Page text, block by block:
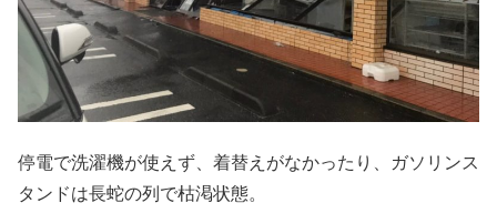
停電で洗濯機が使えず、着替えがなかったり、ガソリンス
タンドは長蛇の列で枯渇状態。